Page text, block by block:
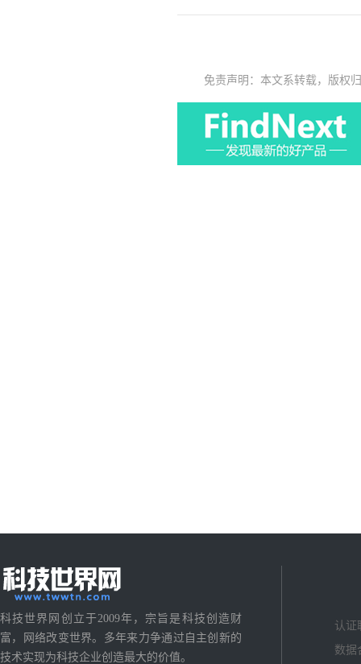
免责声明：本文系转载，版权
科技世界网创立于2009年，宗旨是科技创造财
富，网络改变世界。多年来力争通过自主创新的
技术实现为科技企业创造最大的价值。
认证
数据